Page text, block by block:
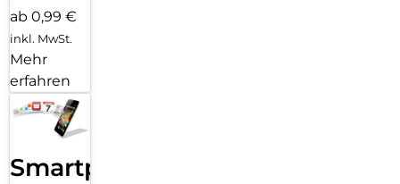
ab 0,99 €
inkl. MwSt.
Mehr
erfahren
Smartphone